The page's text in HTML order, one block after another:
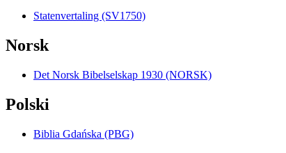
Statenvertaling (SV1750)
Norsk
Det Norsk Bibelselskap 1930 (NORSK)
Polski
Biblia Gdańska (PBG)